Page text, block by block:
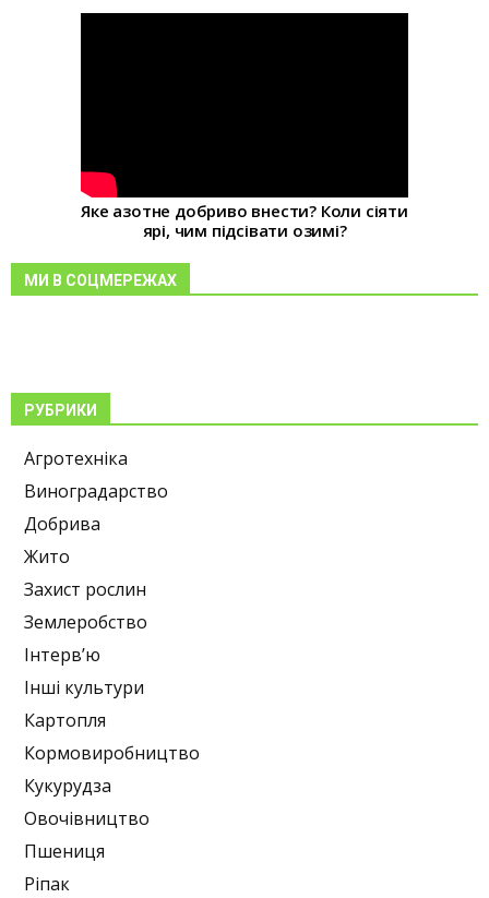
Яке азотне добриво внести? Коли сіяти
ярі, чим підсівати озимі?
МИ В СОЦМЕРЕЖАХ
РУБРИКИ
Агротехніка
Виноградарство
Добрива
Жито
Захист рослин
Землеробство
Інтерв’ю
Інші культури
Картопля
Кормовиробництво
Кукурудза
Овочівництво
Пшениця
Ріпак